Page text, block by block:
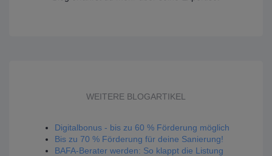
WEITERE BLOGARTIKEL
Digitalbonus - bis zu 60 % Förderung möglich
Bis zu 70 % Förderung für deine Sanierung!
BAFA-Berater werden: So klappt die Listung